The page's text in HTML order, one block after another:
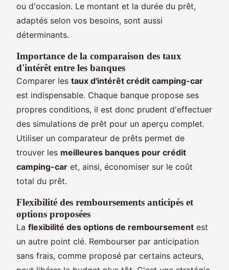
ou d'occasion. Le montant et la durée du prêt,
adaptés selon vos besoins, sont aussi
déterminants.
Importance de la comparaison des taux
d'intérêt entre les banques
Comparer les taux d'intérêt crédit camping-car
est indispensable. Chaque banque propose ses
propres conditions, il est donc prudent d'effectuer
des simulations de prêt pour un aperçu complet.
Utiliser un comparateur de prêts permet de
trouver les meilleures banques pour crédit
camping-car et, ainsi, économiser sur le coût
total du prêt.
Flexibilité des remboursements anticipés et
options proposées
La flexibilité des options de remboursement est
un autre point clé. Rembourser par anticipation
sans frais, comme proposé par certains acteurs,